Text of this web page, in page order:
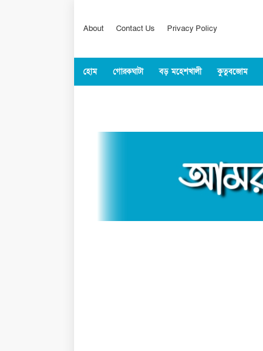
About Contact Us Privacy Policy
হোম গোরকঘাটা বড় মহেশখালী কুতুবজোম